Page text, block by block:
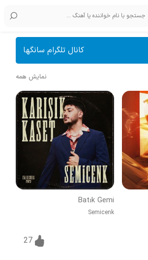
کانال تلگرام سانگها
نمایش همه
Batık Gemi
Semicenk
27